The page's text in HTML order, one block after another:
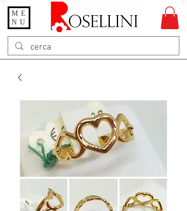
Gioielleria Rosellini
Rosellini online
ME
NU